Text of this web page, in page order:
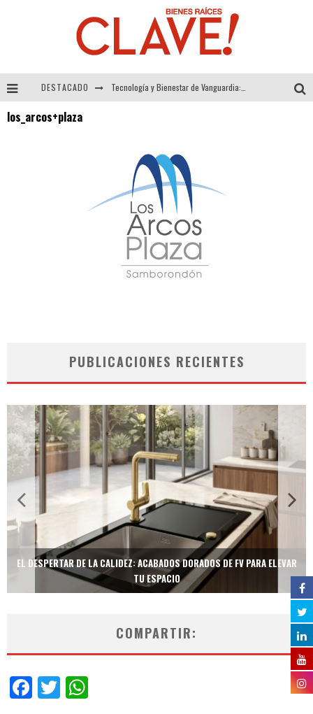
DESTACADO
los_arcos+plaza
PUBLICACIONES RECIENTES
EL DESPERTAR DE LA CALIDEZ: ACABADOS DORADOS DE FV PARA ELEVAR
TU ESPACIO
COMPARTIR:
Facebook
Twitter